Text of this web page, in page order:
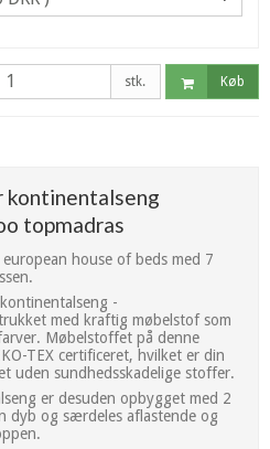
stk. Køb
kontinentalseng
topmadras
house of beds med 7
-
med kraftig møbelstof som
Møbelstoffet på denne
TEX certificeret, hvilket er din
uden sundhedsskadelige stoffer.
er desuden opbygget med 2
dyb og særdeles aflastende og